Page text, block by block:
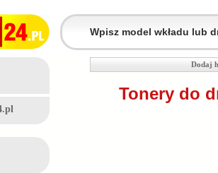
Dodaj
Tonery do